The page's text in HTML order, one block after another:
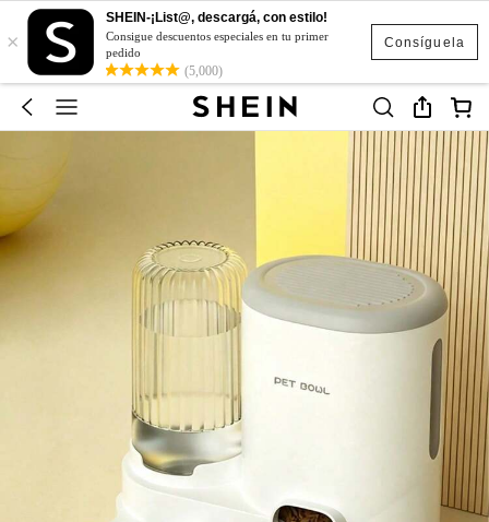
Consíguela
×
SHEIN-¡List@, descargá, con estilo!
Consigue descuentos especiales en tu primer
pedido
(5,000)